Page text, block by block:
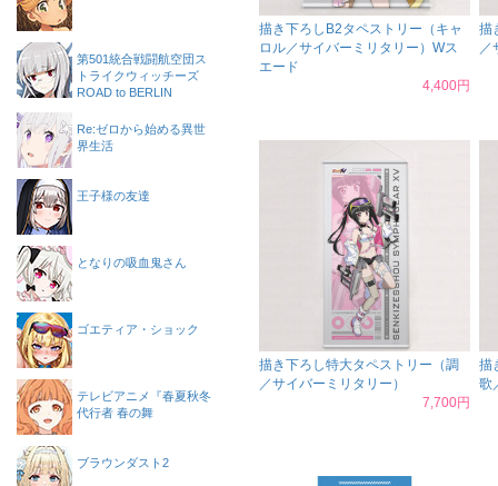
描き下ろしB2タペストリー（キャ
ロル／サイバーミリタリー）Wス
エード
4,400円
描
／
描き下ろし特大タペストリー（調
／サイバーミリタリー）
7,700円
描
歌
第501統合戦闘航空団ス
トライクウィッチーズ
ROAD to BERLIN
Re:ゼロから始める異世
界生活
王子様の友達
となりの吸血鬼さん
ゴエティア・ショック
テレビアニメ『春夏秋冬
代行者 春の舞
ブラウンダスト2